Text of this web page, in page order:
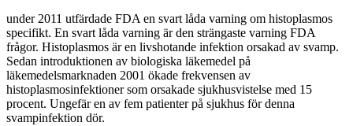
under 2011 utfärdade FDA en svart låda varning om histoplasmos
specifikt. En svart låda varning är den strängaste varning FDA
frågor. Histoplasmos är en livshotande infektion orsakad av svamp.
Sedan introduktionen av biologiska läkemedel på
läkemedelsmarknaden 2001 ökade frekvensen av
histoplasmosinfektioner som orsakade sjukhusvistelse med 15
procent. Ungefär en av fem patienter på sjukhus för denna
svampinfektion dör.